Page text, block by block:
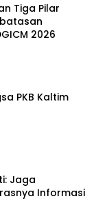
Tiga Pilar
2026
PKB Kaltim
Jaga
Informasi